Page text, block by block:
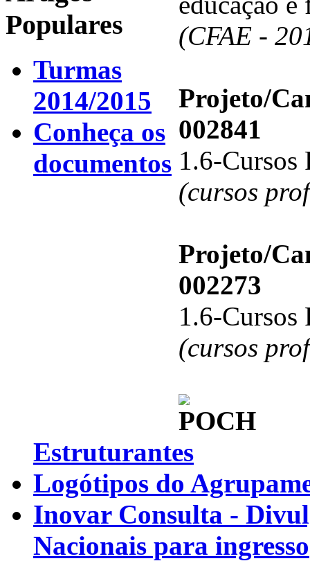
(CFAE -
Projeto/
002841
1.6-Cursos
(cursos
Projeto/
002273
1.6-Cursos
(cursos
Populares
Turmas
2014/2015
Conheça os
documentos
Estruturantes
Logótipos do
Inovar Consulta -
Nacionais para ingresso